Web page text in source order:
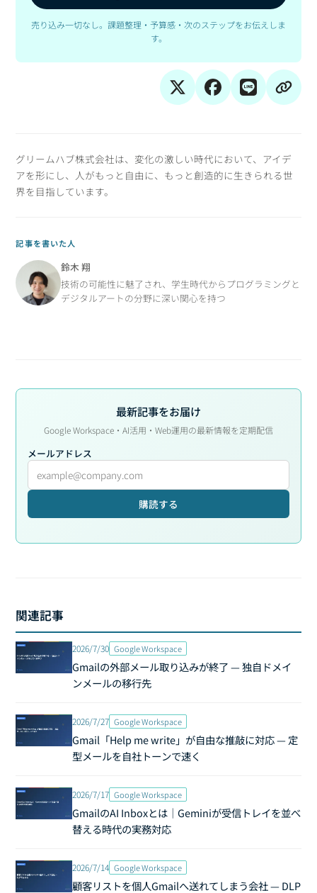
売り込み一切なし。課題整理・予算感・次のステップをお伝えしま
す。
グリームハブ株式会社は、変化の激しい時代において、アイデ
アを形にし、人がもっと自由に、もっと創造的に生きられる世
界を目指しています。
記事を書いた人
鈴木 翔
技術の可能性に魅了され、学生時代からプログラミングと
デジタルアートの分野に深い関心を持つ
最新記事をお届け
Google Workspace・AI活用・Web運用の最新情報を定期配信
メールアドレス
購読する
関連記事
2026/7/30 Google Workspace
Gmailの外部メール取り込みが終了 — 独自ドメイ
ンメールの移行先
2026/7/27 Google Workspace
Gmail「Help me write」が自由な推敲に対応 — 定
型メールを自社トーンで速く
2026/7/17 Google Workspace
GmailのAI Inboxとは｜Geminiが受信トレイを並べ
替える時代の実務対応
2026/7/14 Google Workspace
顧客リストを個人Gmailへ送れてしまう会社 — DLP